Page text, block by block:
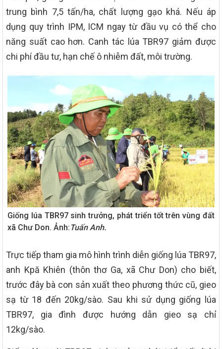
trung bình 7,5 tấn/ha, chất lượng gạo khá. Nếu áp
dụng quy trình IPM, ICM ngay từ đầu vụ có thể cho
năng suất cao hơn. Canh tác lúa TBR97 giảm được
chi phí đầu tư, hạn chế ô nhiễm đất, môi trường.
Giống lúa TBR97 sinh trưởng, phát triển tốt trên vùng đất
xã Chư Don. Ảnh: Tuấn Anh.
Trực tiếp tham gia mô hình trình diễn giống lúa TBR97,
anh Kpă Khiên (thôn thơ Ga, xã Chư Don) cho biết,
trước đây bà con sản xuất theo phương thức cũ, gieo
sạ từ 18 đến 20kg/sào. Sau khi sử dụng giống lúa
TBR97, gia đình được hướng dẫn gieo sạ chỉ
12kg/sào.